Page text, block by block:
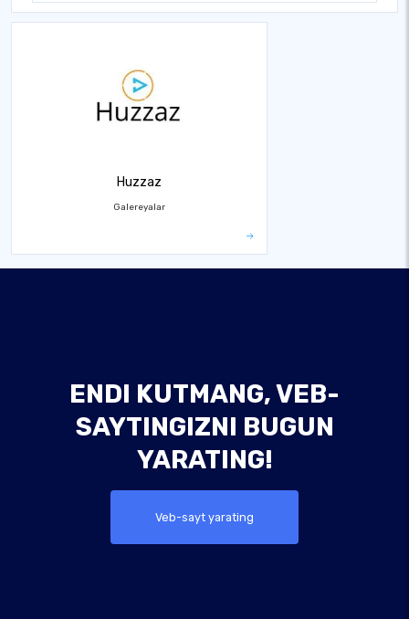
Huzzaz
Galereyalar
ENDI KUTMANG, VEB-
SAYTINGIZNI BUGUN
YARATING!
Veb-sayt yarating